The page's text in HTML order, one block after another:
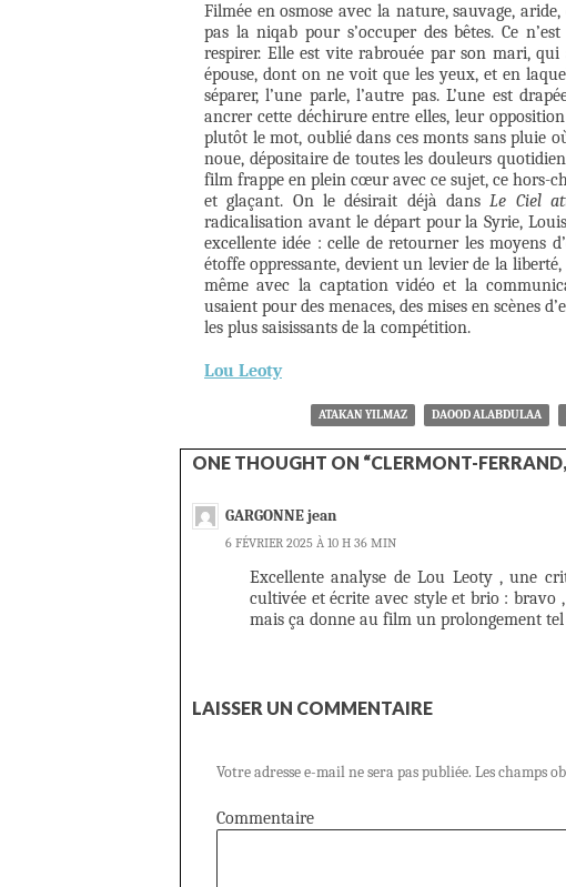
Filmée en osmose avec la nature, sauvage,
pas la niqab pour s’occuper des bêtes. Ce
respirer. Elle est vite rabrouée par son mari,
épouse, dont on ne voit que les yeux, et en
séparer, l’une parle, l’autre pas. L’une est
ancrer cette déchirure entre elles, leur
plutôt le mot, oublié dans ces monts sans pluie
noue, dépositaire de toutes les douleurs
film frappe en plein cœur avec ce sujet, ce hors-
et glaçant. On le désirait déjà dansLe Ciel
radicalisation avant le départ pour la Syrie,
excellente idée : celle de retourner les moyens
étoffe oppressante, devient un levier de la
même avec la captation vidéo et la
usaient pour des menaces, des mises en scènes
les plus saisissants de la compétition.
Lou Leoty
ATAKAN YILMAZ DAOOD ALABDULAA
ONE THOUGHT ON “CLERMONT-
GARGONNE jean
6 FÉVRIER 2025 À 10 H 36 MIN
Excellente analyse de Lou Leoty , une
cultivée et écrite avec style et brio : bravo
mais ça donne au film un prolongement
LAISSER UN COMMENTAIRE
Votre adresse e-mail ne sera pas publiée. Les champs
Commentaire